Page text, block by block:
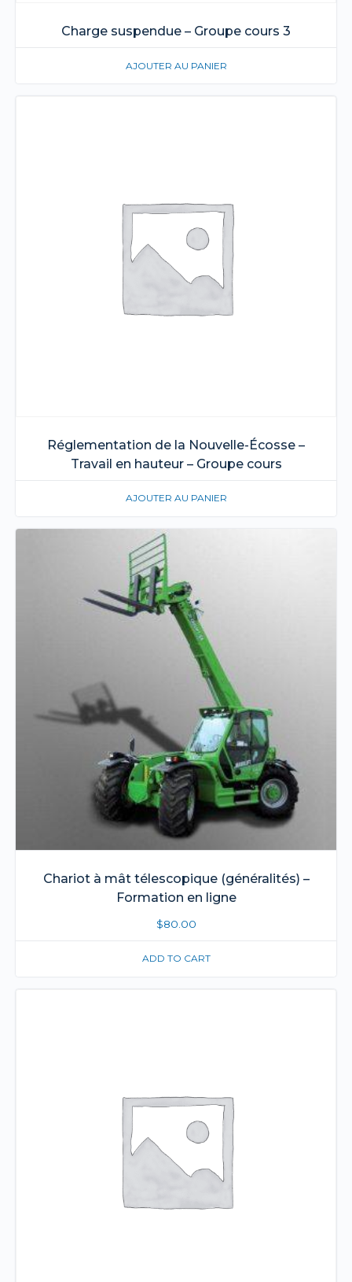
Charge suspendue – Groupe cours 3
AJOUTER AU PANIER
Réglementation de la Nouvelle-Écosse –
Travail en hauteur – Groupe cours
AJOUTER AU PANIER
Chariot à mât télescopique (généralités) –
Formation en ligne
$80.00
ADD TO CART